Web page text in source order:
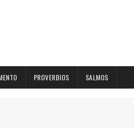
PROVERBIOS SALMOS